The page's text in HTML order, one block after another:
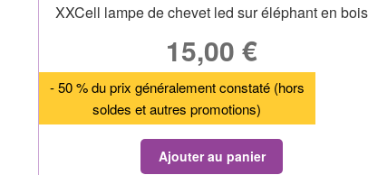
XXCell lampe de chevet led sur éléphant en bois
15,00€
- 50 % du prix généralement constaté (hors
soldes et autres promotions)
Ajouter au panier